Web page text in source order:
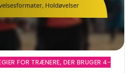
FOR TRÆNERE, DER BRUGER 4-